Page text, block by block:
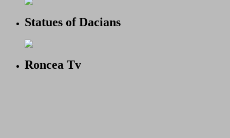
Statues of Dacians
Roncea Tv